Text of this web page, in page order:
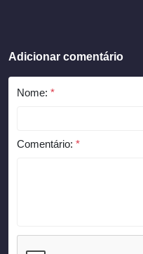
Adicionar comentário
Nome: *
Comentário: *